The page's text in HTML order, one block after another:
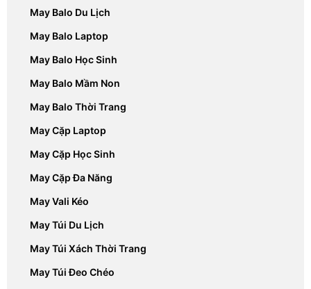
May Balo Du Lịch
May Balo Laptop
May Balo Học Sinh
May Balo Mầm Non
May Balo Thời Trang
May Cặp Laptop
May Cặp Học Sinh
May Cặp Đa Năng
May Vali Kéo
May Túi Du Lịch
May Túi Xách Thời Trang
May Túi Đeo Chéo